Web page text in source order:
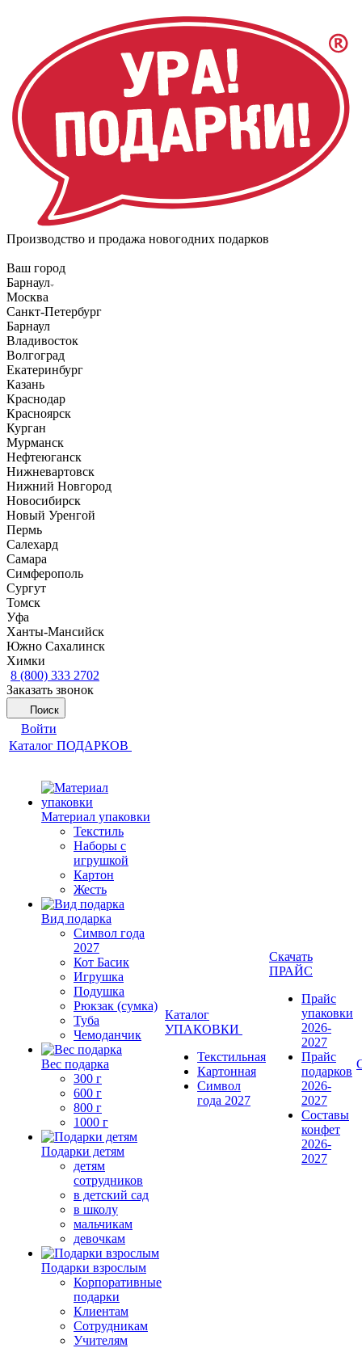
Производство и продажа новогодних подарков
Ваш город
Барнаул
Москва
Санкт-Петербург
Барнаул
Владивосток
Волгоград
Екатеринбург
Казань
Краснодар
Красноярск
Курган
Мурманск
Нефтеюганск
Нижневартовск
Нижний Новгород
Новосибирск
Новый Уренгой
Пермь
Салехард
Самара
Симферополь
Сургут
Томск
Уфа
Ханты-Мансийск
Южно Сахалинск
Химки
8 (800) 333 2702
Заказать звонок
Поиск
Войти
Каталог ПОДАРКОВ
Материал упаковки
Текстиль
Наборы с
игрушкой
Картон
Жесть
Вид подарка
Символ года
2027
Кот Басик
Игрушка
Подушка
Рюкзак (сумка)
Туба
Чемоданчик
Вес подарка
300 г
600 г
800 г
1000 г
Подарки детям
детям
сотрудников
в детский сад
в школу
мальчикам
девочкам
Подарки взрослым
Корпоративные
подарки
Клиентам
Сотрудникам
Учителям
Каталог
УПАКОВКИ
Текстильная
Картонная
Символ
года 2027
Скачать
ПРАЙС
Прайс
упаковки
2026-
2027
Прайс
подарков
2026-
2027
Составы
конфет
2026-
2027